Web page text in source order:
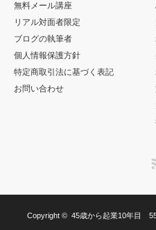
45歳から起業10年目